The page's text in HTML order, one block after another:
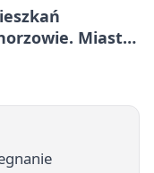
Miasto